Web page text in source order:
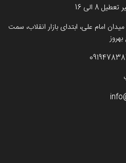
8 الی 16
امام علی، ابتدای بازار انقلاب، سمت